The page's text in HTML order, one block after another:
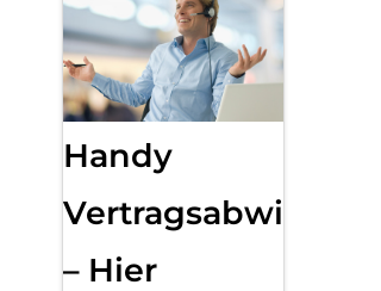
Handy
Vertragsabwicklung
– Hier